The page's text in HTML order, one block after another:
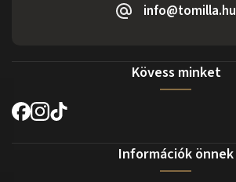
info@tomilla.hu
Kövess minket
Információk önnek